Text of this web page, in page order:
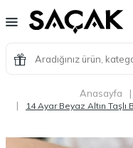
Anasayfa |
| 14 Ayar Beyaz Altın